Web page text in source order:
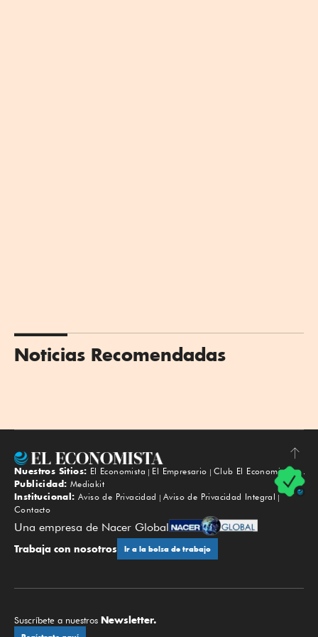
Noticias Recomendadas
Subir
Nuestros Sitios: El Economista El Empresario
Club El Economista
Publicidad: Mediakit
Institucional: Aviso de Privacidad
Aviso de Privacidad Integral
Contacto
Una empresa de Nacer Global
Trabaja con nosotros Ir a la bolsa de trabajo
Suscríbete a nuestros Newsletter.